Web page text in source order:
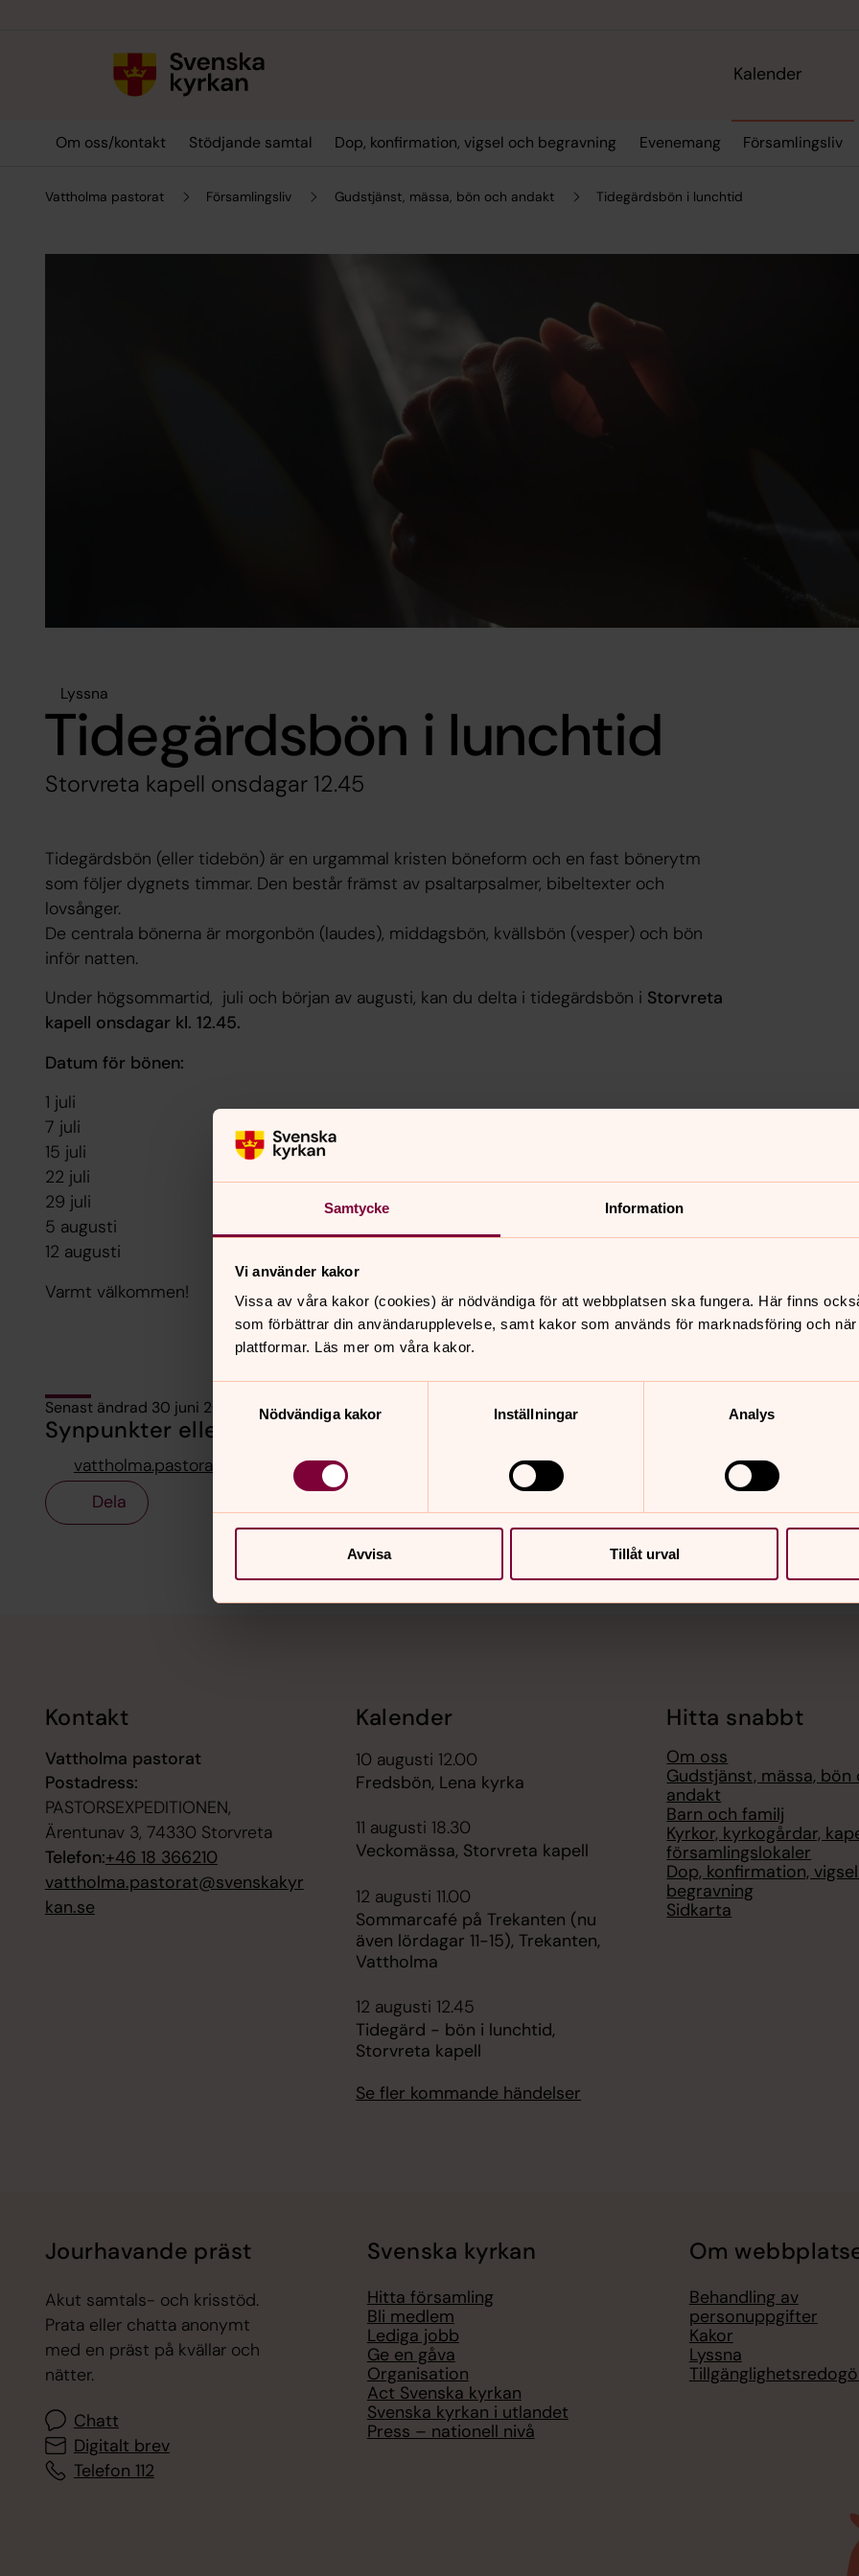
Samtycke Information
Vi använder kakor
Vissa av våra kakor (cookies) är nödvändiga för att webbplatsen ska fungera. Här finns
som förbättrar din användarupplevelse, samt kakor som används för marknadsföring och
plattformar. Läs mer om våra kakor.
Nödvändiga kakor
Inställningar Analys
Avvisa Tillåt urval
Kalender
Om oss/kontakt Stödjande samtal Dop, konfirmation, vigsel och begravning Evenemang Församlingsliv
Vattholma pastorat Församlingsliv Gudstjänst, mässa, bön och andakt Tidegärdsbön i lunchtid
Lyssna
Tidegärdsbön i lunchtid
Storvreta kapell onsdagar 12.45
Tidegärdsbön (eller tidebön) är en urgammal kristen böneform och en fast bönerytm
som följer dygnets timmar. Den består främst av psaltarpsalmer, bibeltexter och
lovsånger.
De centrala bönerna är morgonbön (laudes), middagsbön, kvällsbön (vesper) och bön
inför natten.
Under högsommartid, juli och början av augusti, kan du delta i tidegärdsbön i Storvreta
kapell onsdagar kl. 12.45.
Datum för bönen:
1 juli
7 juli
15 juli
22 juli
29 juli
5 augusti
12 augusti
Varmt välkommen!
Senast ändrad 30 juni 2026
Synpunkter eller frågor på sidans innehåll?
vattholma.pastorat@svenskakyrkan.se
Dela
Kontakt
Vattholma pastorat
Postadress:
PASTORSEXPEDITIONEN,
Ärentunav 3, 74330 Storvreta
Telefon:+46 18 366210
vattholma.pastorat@svenskakyr
kan.se
Kalender
10 augusti 12.00
Fredsbön, Lena kyrka
11 augusti 18.30
Veckomässa, Storvreta kapell
12 augusti 11.00
Sommarcafé på Trekanten (nu
även lördagar 11-15), Trekanten,
Vattholma
12 augusti 12.45
Tidegärd - bön i lunchtid,
Storvreta kapell
Se fler kommande händelser
Hitta snabbt
Om oss
Gudstjänst, mässa, bön
andakt
Barn och familj
Kyrkor, kyrkogårdar,
församlingslokaler
Dop, konfirmation,
begravning
Sidkarta
Jourhavande präst
Akut samtals- och krisstöd.
Prata eller chatta anonymt
med en präst på kvällar och
nätter.
Chatt
Digitalt brev
Telefon 112
Svenska kyrkan
Hitta församling
Bli medlem
Lediga jobb
Ge en gåva
Organisation
Act Svenska kyrkan
Svenska kyrkan i utlandet
Press – nationell nivå
Om
Behandling av
personuppgifter
Kakor
Lyssna